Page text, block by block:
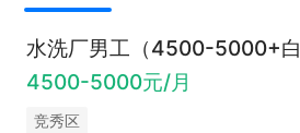
水洗厂男工（4500-5000+白
4500-5000元/月
竞秀区